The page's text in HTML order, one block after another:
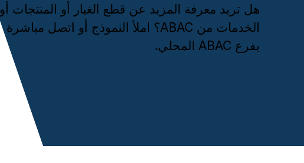
هل تريد معرفة المزيد عن قطع الغيار أو المنتجات أو
الخدمات من ABAC؟ املأ النموذج أو اتصل مباشرة
بفرع ABAC المحلي.